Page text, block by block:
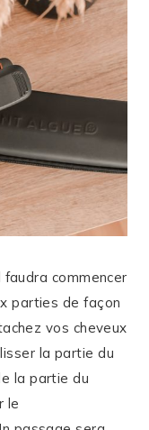
commencer
parties de façon
vos cheveux
la partie du
la partie du
le